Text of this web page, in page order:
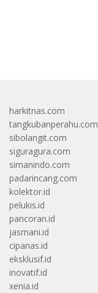
harkitnas.com
tangkubanperahu.com
sibolangit.com
siguragura.com
simanindo.com
padarincang.com
kolektor.id
pelukis.id
pancoran.id
jasmani.id
cipanas.id
eksklusif.id
inovatif.id
xenia.id